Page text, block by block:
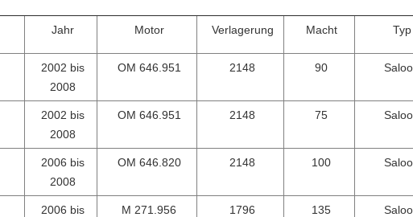
Jahr Motor Verlagerung Macht Typ
2002 bis
2008
OM 646.951 2148 90
2002 bis
2008
OM 646.951 2148 75
2006 bis
2008
OM 646.820 2148 100
2006 bis
M 271.956 1796 135